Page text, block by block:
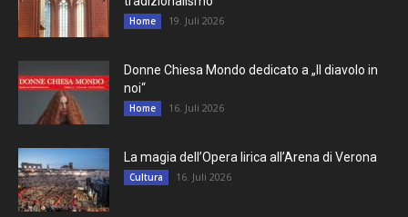
Home 19. Juli 2026
Donne Chiesa Mondo dedicato a „Il diavolo in
noi“
Home 16. Juli 2026
La magia dell’Opera lirica all’Arena di Verona
Cultura 16. Juli 2026